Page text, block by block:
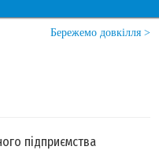
Бережемо довкілля >
підприємства